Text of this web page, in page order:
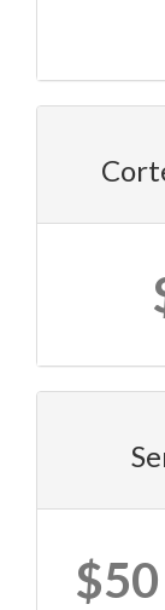
$50